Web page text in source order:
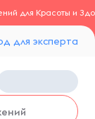
для Красоты и
для эксперта